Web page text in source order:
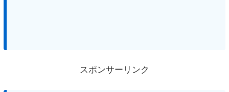
スポンサーリンク